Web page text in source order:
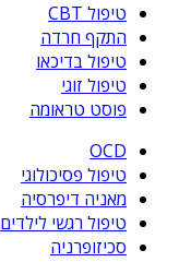
טיפול CBT
התקף חרדה
טיפול בדיכאו
טיפול זוגי
פוסט טראומה
OCD
טיפול פסיכולוגי
מאניה דיפרסיה
טיפול רגשי לילדים
סכיזופרניה